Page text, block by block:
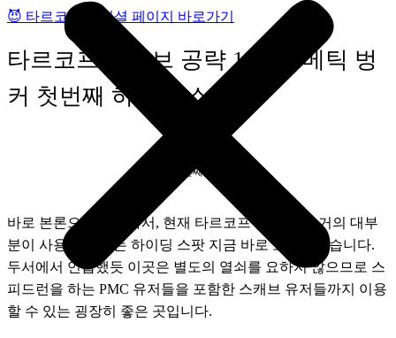
😈 타르코프 오피셜 페이지 바로가기
타르코프 리저브 공략 1. 헤르메틱 벙
커 첫번째 하이딩 스팟
첫 번째 장소
바로 본론으로 넘어와서, 현재 타르코프 유저들 중 거의 대부
분이 사용하지 않는 하이딩 스팟 지금 바로 소개하겠습니다.
두서에서 언급했듯 이곳은 별도의 열쇠를 요하지 않으므로 스
피드런을 하는 PMC 유저들을 포함한 스캐브 유저들까지 이용
할 수 있는 굉장히 좋은 곳입니다.